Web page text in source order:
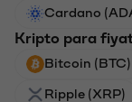
Cardano
Kripto para
Bitcoin (BTC)
Ripple (XRP)